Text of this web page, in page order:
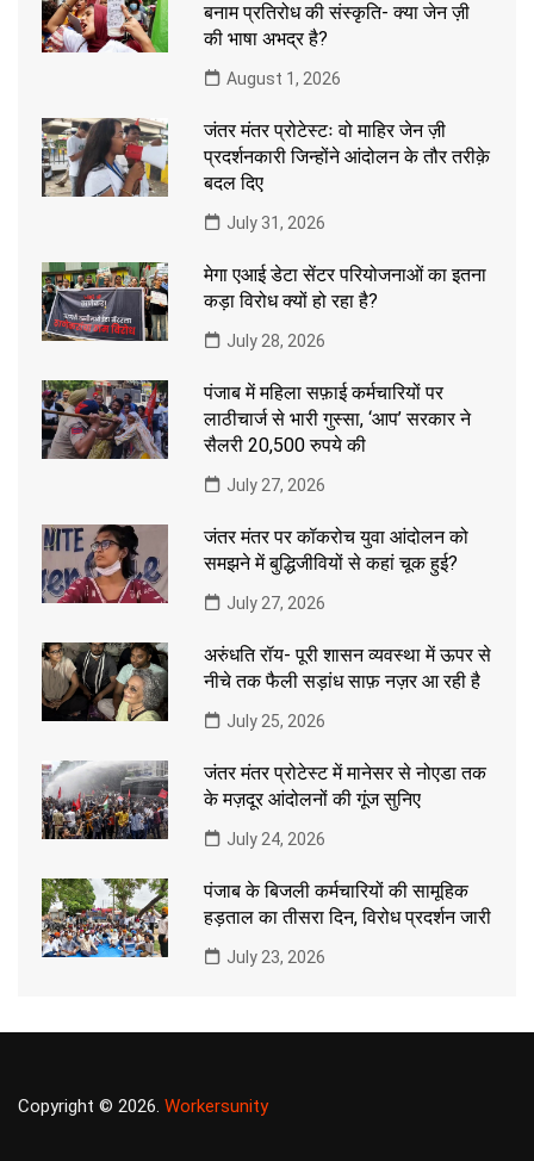
बनाम प्रतिरोध की संस्कृति- क्या जेन ज़ी
की भाषा अभद्र है?
August 1, 2026
जंतर मंतर प्रोटेस्टः वो माहिर जेन ज़ी
प्रदर्शनकारी जिन्होंने आंदोलन के तौर तरीक़े
बदल दिए
July 31, 2026
मेगा एआई डेटा सेंटर परियोजनाओं का इतना
कड़ा विरोध क्यों हो रहा है?
July 28, 2026
पंजाब में महिला सफ़ाई कर्मचारियों पर
लाठीचार्ज से भारी गुस्सा, ‘आप’ सरकार ने
सैलरी 20,500 रुपये की
July 27, 2026
जंतर मंतर पर कॉकरोच युवा आंदोलन को
समझने में बुद्धिजीवियों से कहां चूक हुई?
July 27, 2026
अरुंधति रॉय- पूरी शासन व्यवस्था में ऊपर से
नीचे तक फैली सड़ांध साफ़ नज़र आ रही है
July 25, 2026
जंतर मंतर प्रोटेस्ट में मानेसर से नोएडा तक
के मज़दूर आंदोलनों की गूंज सुनिए
July 24, 2026
पंजाब के बिजली कर्मचारियों की सामूहिक
हड़ताल का तीसरा दिन, विरोध प्रदर्शन जारी
July 23, 2026
Copyright © 2026. Workersunity